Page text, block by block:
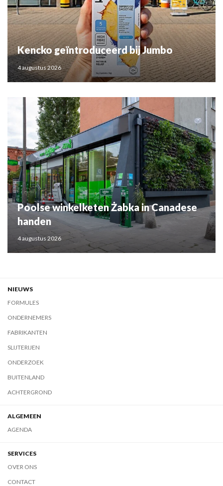
Kencko geïntroduceerd bij Jumbo
4 augustus 2026
Poolse winkelketen Żabka in Canadese
handen
4 augustus 2026
NIEUWS
FORMULES
ONDERNEMERS
FABRIKANTEN
SLIJTERIJEN
ONDERZOEK
BUITENLAND
ACHTERGROND
ALGEMEEN
AGENDA
SERVICES
OVER ONS
CONTACT